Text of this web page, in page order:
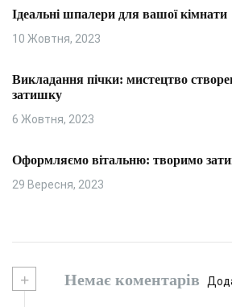
Ідеальні шпалери для вашої кімнати
10 Жовтня, 2023
Викладання пічки: мистецтво
затишку
6 Жовтня, 2023
Оформляємо вітальню: творимо
29 Вересня, 2023
+ Немає коментарів